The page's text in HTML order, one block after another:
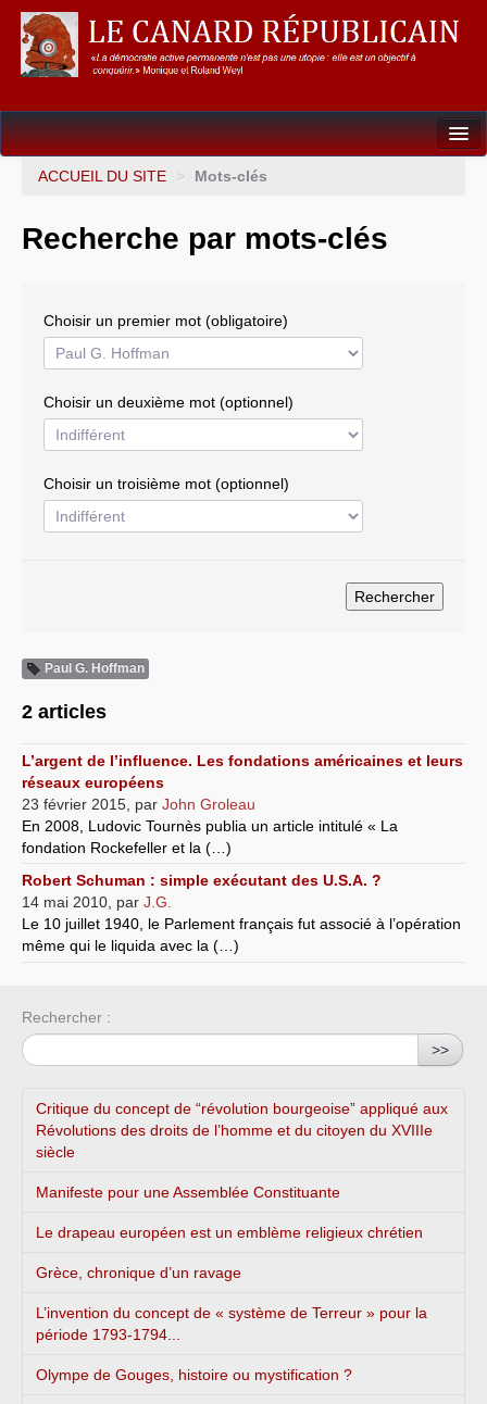
Dossiers
Gouvernance mondiale & mondialisation
Résistances
Systèmes & société sous contrôle
ACCUEIL DU SITE > Mots-clés
Recherche par mots-clés
Choisir un premier mot (obligatoire)
Choisir un deuxième mot (optionnel)
Choisir un troisième mot (optionnel)
Paul G. Hoffman
2 articles
L’argent de l’influence. Les fondations américaines et leurs
réseaux européens
23 février 2015 par John Groleau
En 2008, Ludovic Tournès publia un article intitulé « La
fondation Rockefeller et la (…)
Robert Schuman : simple exécutant des U.S.A. ?
14 mai 2010 par J.G.
Le 10 juillet 1940, le Parlement français fut associé à l’opération
même qui le liquida avec la (…)
Rechercher :
>>
Critique du concept de “révolution bourgeoise” appliqué aux
Révolutions des droits de l’homme et du citoyen du XVIIIe
siècle
Manifeste pour une Assemblée Constituante
Le drapeau européen est un emblème religieux chrétien
Grèce, chronique d’un ravage
L’invention du concept de « système de Terreur » pour la
période 1793-1794...
Olympe de Gouges, histoire ou mystification ?